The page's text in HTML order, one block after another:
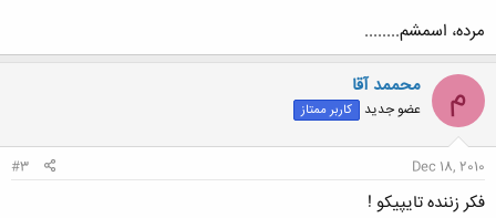
مرده، اسمشم........
م محممد آقا
عضو جدید کاربر ممتاز
Dec 18, 2010
#3
فکر زننده تایپیکو !